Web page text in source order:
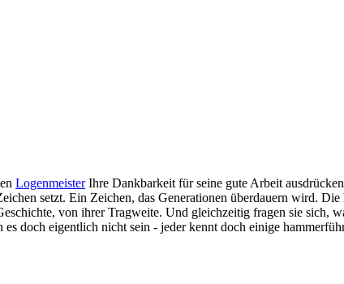
LogenmeisterIhre Dankbarkeit für seine gute Arbeit
setzt. Ein Zeichen, das Generationen überdauern wird.
von ihrer Tragweite. Und gleichzeitig fragen sie sich,
es doch eigentlich nicht sein - jeder kennt doch einige